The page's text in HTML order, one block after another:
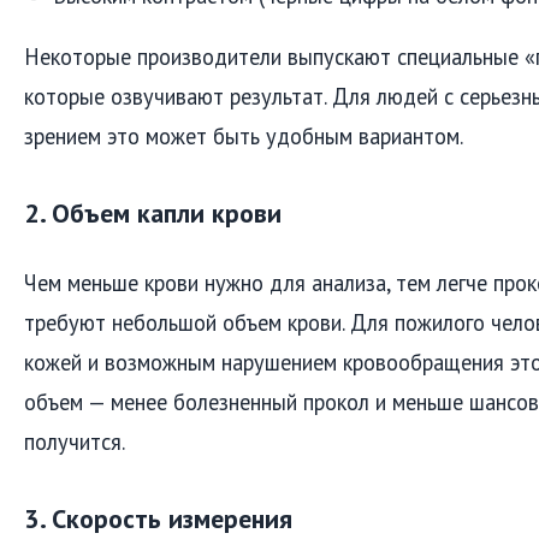
Некоторые производители выпускают специальные
которые озвучивают результат. Для людей с
зрением это может быть удобным вариантом.
2. Объем капли крови
Чем меньше крови нужно для анализа, тем легче
требуют небольшой объем крови. Для пожилого
кожей и возможным нарушением кровообращения
объем — менее болезненный прокол и меньше
получится.
3. Скорость измерения